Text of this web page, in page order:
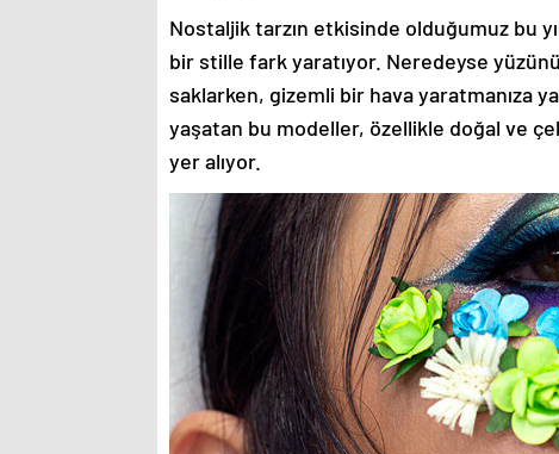
Nostaljik tarzın etkisinde olduğumuz bu
bir stille fark yaratıyor. Neredeyse
saklarken, gizemli bir hava yaratmanıza
yaşatan bu modeller, özellikle doğal ve
yer alıyor.